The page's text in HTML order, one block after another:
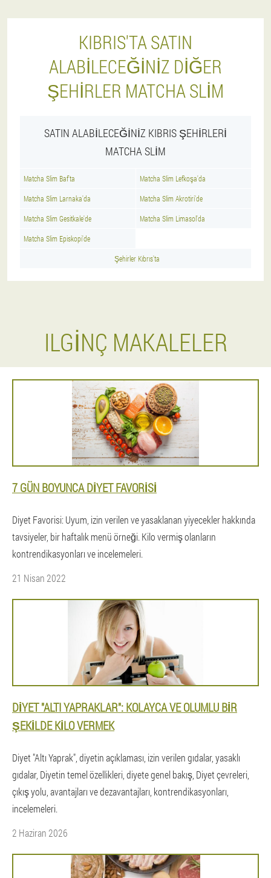
KIBRIS'TA SATIN
ALABILECEĞINIZ DIĞER
ŞEHIRLER MATCHA SLIM
SATIN ALABILECEĞINIZ KIBRIS ŞEHIRLERI
MATCHA SLIM
Matcha Slim Baf'ta Matcha Slim Lefkoşa'da
Matcha Slim Larnaka'da Matcha Slim Akrotiri'de
Matcha Slim Gesitkale'de Matcha Slim Limasol'da
Matcha Slim Episkopi'de
Şehirler Kıbrıs'ta
ILGINÇ MAKALELER
7 GÜN BOYUNCA DIYET FAVORISI
Diyet Favorisi: Uyum, izin verilen ve yasaklanan yiyecekler hakkında
tavsiyeler, bir haftalık menü örneği. Kilo vermiş olanların
kontrendikasyonları ve incelemeleri.
21 Nisan 2022
DIYET "ALTI YAPRAKLAR": KOLAYCA VE OLUMLU BIR
ŞEKILDE KILO VERMEK
Diyet "Altı Yaprak", diyetin açıklaması, izin verilen gıdalar, yasaklı
gıdalar, Diyetin temel özellikleri, diyete genel bakış, Diyet çevreleri,
çıkış yolu, avantajları ve dezavantajları, kontrendikasyonları,
incelemeleri.
2 Haziran 2026